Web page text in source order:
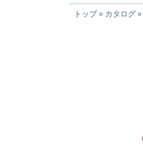
トップ» カタログ»